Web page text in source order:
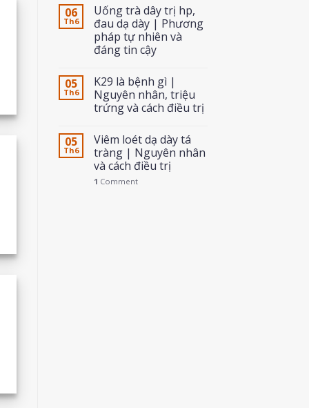
06
Th6
Uống trà dây trị hp,
đau dạ dày | Phương
pháp tự nhiên và
đáng tin cậy
05
Th6
K29 là bệnh gì |
Nguyên nhân, triệu
trứng và cách điều trị
05
Th6
Viêm loét dạ dày tá
tràng | Nguyên nhân
và cách điều trị
1 Comment